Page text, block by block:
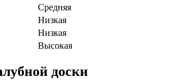
Средняя
Низкая
Низкая
Высокая
доски